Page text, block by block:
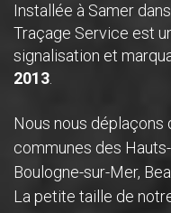
Installée à Samer
Traçage Service est
signalisation et
2013
Nous nous déplaçons
communes des
Boulogne-sur-Mer,
La petite taille de